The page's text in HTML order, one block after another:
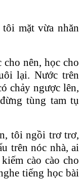
tôi mặt vừa nhăn
nên, học cho
lại. Nước trên
chảy ngược lên,
tùng tam tụ
tôi ngồi trơ trơ,
trên nóc nhà, ai
cào cào cho
tiếng học bài